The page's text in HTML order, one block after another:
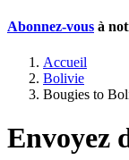
Abonnez-vous à
Accueil
Bolivie
Bougies to
Envoyez